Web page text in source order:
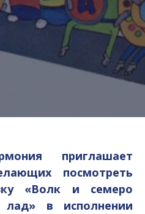
приглашает
посмотреть
«Волк и семеро
в исполнении